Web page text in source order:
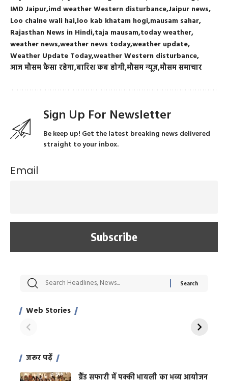
IMD Jaipur imd weather Western disturbance Jaipur news
Loo chalne wali hai loo kab khatam hogi mausam sahar
Rajasthan News in Hindi taja mausam today weather
weather news weather news todayweather update
Weather Update Todayweather Western disturbance
आज मौसम कैसा रहेगाबारिश कब होगीमौसम न्यूज़मौसम समाचार
Sign Up For Newsletter
Be keep up! Get the latest breaking news delivered
straight to your inbox.
Email
Web Stories
सट्टेबाजी में अरेस्ट हुए
साहिल खान
रोज एक कच्चे लहसुन
जरूर पढ़ें
ग्रैंड सफारी में पक्की भायली का भव्य आयोजन